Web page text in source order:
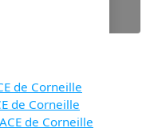
de Corneille
de Corneille
de Corneille